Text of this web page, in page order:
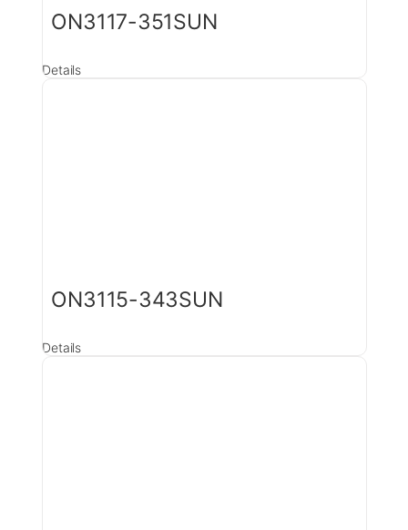
ON3117-351SUN
Details
ON3115-343SUN
Details